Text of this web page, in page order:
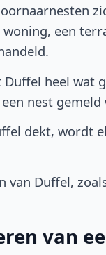
een
heel wat
nest
dekt, wordt
van Duffel,
van